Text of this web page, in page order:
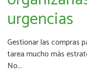
urgencias
Gestionar las compras
tarea mucho más
No...